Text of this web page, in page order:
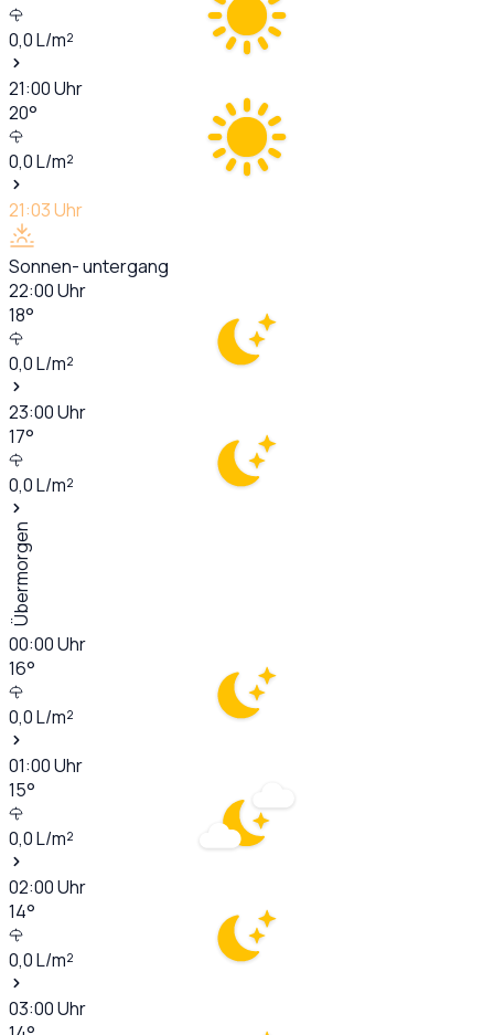
0,0L/m²
21:00Uhr
20°
0,0L/m²
21:03Uhr
Sonnen- untergang
22:00Uhr
18°
0,0L/m²
23:00Uhr
17°
0,0L/m²
Übermorgen
00:00Uhr
16°
0,0L/m²
01:00Uhr
15°
0,0L/m²
02:00Uhr
14°
0,0L/m²
03:00Uhr